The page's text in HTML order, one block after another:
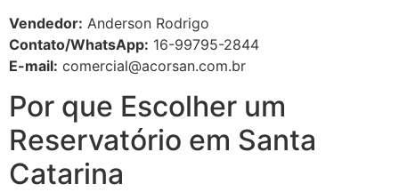
Vendedor: Anderson Rodrigo
Contato/WhatsApp: 16-99795-2844
E-mail: comercial@acorsan.com.br
Por que Escolher um
Reservatório em Santa
Catarina